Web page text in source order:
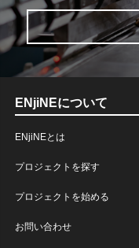
ENjiNEについて
ENjiNEとは
プロジェクトを探す
プロジェクトを始める
お問い合わせ